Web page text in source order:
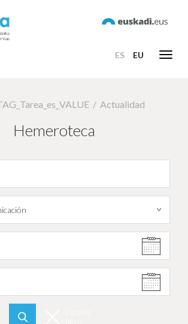
ES EU
Actualidad
Hemeroteca
Filtrar por fecha